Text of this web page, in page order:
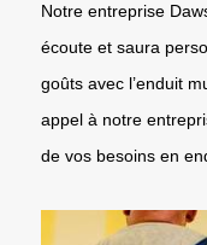
Notre entreprise
écoute et saura
goûts avec l’enduit
appel à notre
de vos besoins en